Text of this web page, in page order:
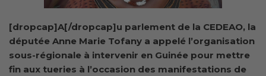
[dropcap]A[/dropcap]u parlement de la CEDEAO, la
députée Anne Marie Tofany a appelé l’organisation
sous-régionale à intervenir en Guinée pour mettre
fin aux tueries à l’occasion des manifestations de